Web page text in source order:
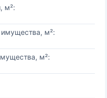
м²:
м²:
м²: